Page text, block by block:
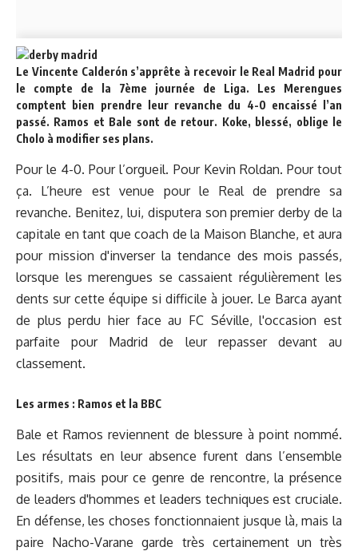
Le Vincente Calderón s’apprête à recevoir le Real Madrid pour
le compte de la 7ème journée de Liga. Les Merengues
comptent bien prendre leur revanche du 4-0 encaissé l’an
passé. Ramos et Bale sont de retour. Koke, blessé, oblige le
Cholo à modifier ses plans.
Pour le 4-0. Pour l’orgueil. Pour Kevin Roldan. Pour tout
ça. L’heure est venue pour le Real de prendre sa
revanche. Benitez, lui, disputera son premier derby de la
capitale en tant que coach de la Maison Blanche, et aura
pour mission d'inverser la tendance des mois passés,
lorsque les merengues se cassaient régulièrement les
dents sur cette équipe si difficile à jouer. Le Barca ayant
de plus perdu hier face au FC Séville, l'occasion est
parfaite pour Madrid de leur repasser devant au
classement.
Les armes : Ramos et la BBC
Bale et Ramos reviennent de blessure à point nommé.
Les résultats en leur absence furent dans l’ensemble
positifs, mais pour ce genre de rencontre, la présence
de leaders d'hommes et leaders techniques est cruciale.
En défense, les choses fonctionnaient jusque là, mais la
paire Nacho-Varane garde très certainement un très